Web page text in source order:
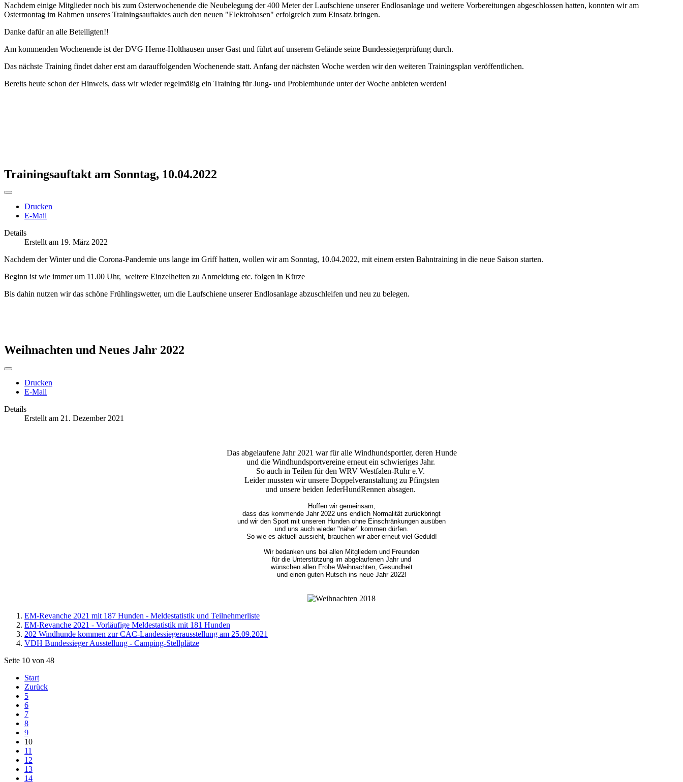
Nachdem einige Mitglieder noch bis zum Osterwochenende die Neubelegung der 400 Meter der Laufschiene unserer Endlosanlage und weitere Vorbereitungen abgeschlossen hatten, konnten wir am
Ostermontag im Rahmen unseres Trainingsauftaktes auch den neuen "Elektrohasen" erfolgreich zum Einsatz bringen.
Danke dafür an alle Beteiligten!!
Am kommenden Wochenende ist der DVG Herne-Holthausen unser Gast und führt auf unserem Gelände seine Bundessiegerprüfung durch.
Das nächste Training findet daher erst am darauffolgenden Wochenende statt. Anfang der nächsten Woche werden wir den weiteren Trainingsplan veröffentlichen.
Bereits heute schon der Hinweis, dass wir wieder regelmäßig ein Training für Jung- und Problemhunde unter der Woche anbieten werden!
Trainingsauftakt am Sonntag, 10.04.2022
Drucken
E-Mail
Details
Erstellt am 19. März 2022
Nachdem der Winter und die Corona-Pandemie uns lange im Griff hatten, wollen wir am Sonntag, 10.04.2022, mit einem ersten Bahntraining in die neue Saison starten.
Beginn ist wie immer um 11.00 Uhr, weitere Einzelheiten zu Anmeldung etc. folgen in Kürze
Bis dahin nutzen wir das schöne Frühlingswetter, um die Laufschiene unserer Endlosanlage abzuschleifen und neu zu belegen.
Weihnachten und Neues Jahr 2022
Drucken
E-Mail
Details
Erstellt am 21. Dezember 2021
Das abgelaufene Jahr 2021 war für alle Windhundsportler, deren Hunde
und die Windhundsportvereine erneut ein schwieriges Jahr.
So auch in Teilen für den WRV Westfalen-Ruhr e.V.
Leider mussten wir unsere Doppelveranstaltung zu Pfingsten
und unsere beiden JederHundRennen absagen.
Hoffen wir gemeinsam,
dass das kommende Jahr 2022 uns endlich Normalität zurückbringt
und wir den Sport mit unseren Hunden ohne Einschränkungen ausüben
und uns auch wieder "näher" kommen dürfen.
So wie es aktuell aussieht, brauchen wir aber erneut viel Geduld!
Wir bedanken uns bei allen Mitgliedern und Freunden
für die Unterstützung im abgelaufenen Jahr und
wünschen allen Frohe Weihnachten, Gesundheit
und einen guten Rutsch ins neue Jahr 2022!
EM-Revanche 2021 mit 187 Hunden - Meldestatistik und Teilnehmerliste
EM-Revanche 2021 - Vorläufige Meldestatistik mit 181 Hunden
202 Windhunde kommen zur CAC-Landessiegerausstellung am 25.09.2021
VDH Bundessieger Ausstellung - Camping-Stellplätze
Seite 10 von 48
Start
Zurück
5
6
7
8
9
10
11
12
13
14